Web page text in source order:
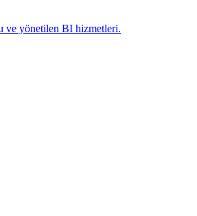
ve yönetilen BI hizmetleri.